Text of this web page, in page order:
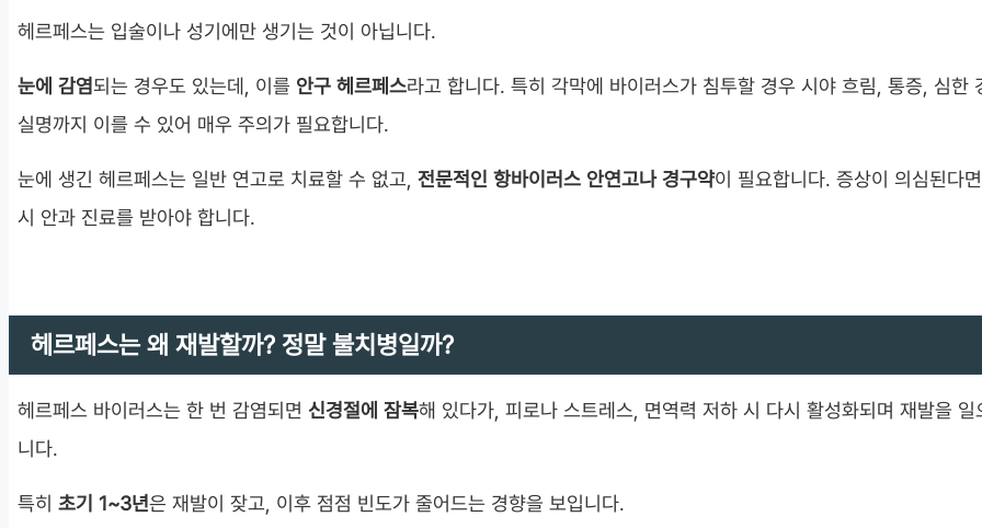
헤르페스는 입술이나 성기에만 생기는 것이 아닙니다.
눈에 감염되는 경우도 있는데, 이를 안구 헤르페스라고 합니다. 특히 각막에 바이러스가 침투할 경우 시야 흐림, 통증, 심한
실명까지 이를 수 있어 매우 주의가 필요합니다.
눈에 생긴 헤르페스는 일반 연고로 치료할 수 없고, 전문적인 항바이러스 안연고나 경구약이 필요합니다. 증상이 의심된다
시 안과 진료를 받아야 합니다.
헤르페스는 왜 재발할까? 정말 불치병일까?
헤르페스 바이러스는 한 번 감염되면 신경절에 잠복해 있다가, 피로나 스트레스, 면역력 저하 시 다시 활성화되며 재발을 일
니다.
특히 초기 1~3년은 재발이 잦고, 이후 점점 빈도가 줄어드는 경향을 보입니다.